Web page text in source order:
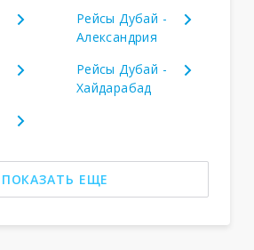
Рейсы Дубай -
Александрия
Рейсы Дубай -
Хайдарабад
ПОКАЗАТЬ ЕЩЕ